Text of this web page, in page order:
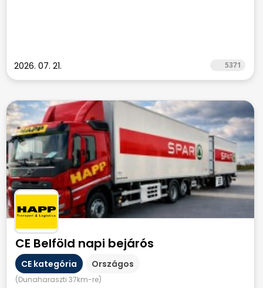
2026. 07. 21. 5371
CE Belföld napi bejárós
CE kategória Országos
(Dunaharaszti 37km-re)